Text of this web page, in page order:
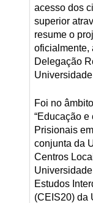
acesso dos
superior
resume o
oficialmente,
Delegação
Foi no
“Educação
Prisionais
conjunta da
Centros
Estudos
(CEIS20) da